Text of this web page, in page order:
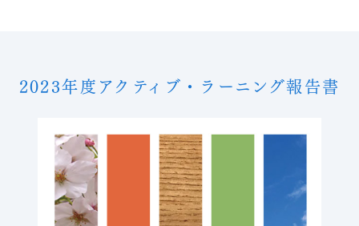
2023年度アクティブ・ラーニング報告書